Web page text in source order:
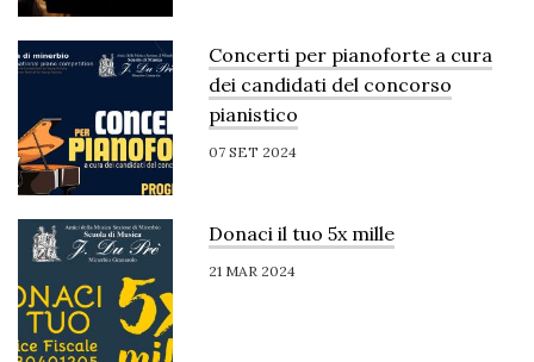
Concerti per pianoforte a cura
dei candidati del concorso
pianistico
07 SET 2024
Donaci il tuo 5x mille
21 MAR 2024